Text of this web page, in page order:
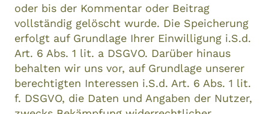
oder bis der Kommentar oder Beitrag
vollständig gelöscht wurde. Die Speicherung
erfolgt auf Grundlage Ihrer Einwilligung i.S.d.
Art. 6 Abs. 1 lit. a DSGVO. Darüber hinaus
behalten wir uns vor, auf Grundlage unserer
berechtigten Interessen i.S.d. Art. 6 Abs. 1 lit.
f. DSGVO, die Daten und Angaben der Nutzer,